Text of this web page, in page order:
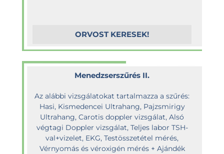
ORVOST KERESEK!
Menedzserszűrés II.
Az alábbi vizsgálatokat tartalmazza a szűrés:
Hasi, Kismedencei Ultrahang, Pajzsmirigy
Ultrahang, Carotis doppler vizsgálat, Alsó
végtagi Doppler vizsgálat, Teljes labor TSH-
val+vizelet, EKG, Testösszetétel mérés,
Vérnyomás és véroxigén mérés + Ajándék